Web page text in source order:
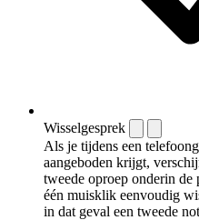
Wisselgesprek
Als je tijdens een
aangeboden krijgt,
tweede oproep onderin
één muisklik eenvoudig
in dat geval een tweede